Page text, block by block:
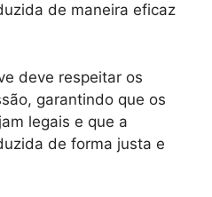
de maneira eficaz
deve respeitar os
garantindo que os
legais e que a
de forma justa e